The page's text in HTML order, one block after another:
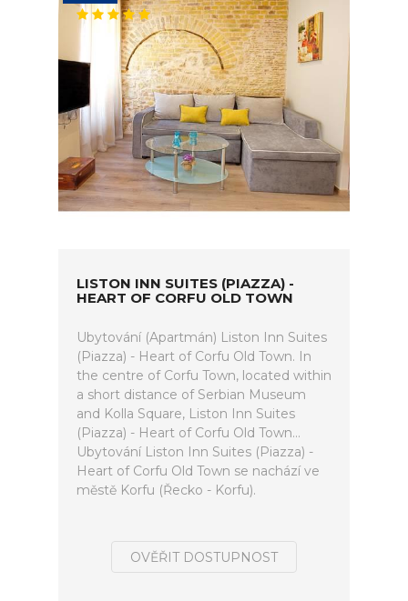
LISTON INN SUITES (PIAZZA) -
HEART OF CORFU OLD TOWN
Ubytování (Apartmán) Liston Inn Suites
(Piazza) - Heart of Corfu Old Town. In
the centre of Corfu Town, located within
a short distance of Serbian Museum
and Kolla Square, Liston Inn Suites
(Piazza) - Heart of Corfu Old Town...
Ubytování Liston Inn Suites (Piazza) -
Heart of Corfu Old Town se nachází ve
městě Korfu (Řecko - Korfu).
OVĚŘIT DOSTUPNOST